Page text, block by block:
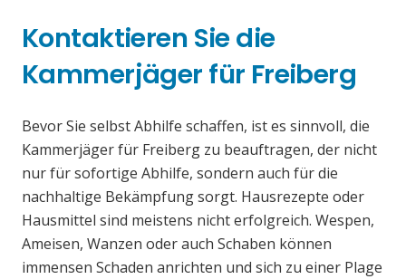
Kontaktieren Sie die
Kammerjäger für Freiberg
Bevor Sie selbst Abhilfe schaffen, ist es sinnvoll, die
Kammerjäger für Freiberg zu beauftragen, der nicht
nur für sofortige Abhilfe, sondern auch für die
nachhaltige Bekämpfung sorgt. Hausrezepte oder
Hausmittel sind meistens nicht erfolgreich. Wespen,
Ameisen, Wanzen oder auch Schaben können
immensen Schaden anrichten und sich zu einer Plage